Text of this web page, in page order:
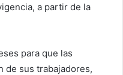
a partir de la
para que las
de sus trabajadores,